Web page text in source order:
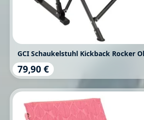
GCI Schaukelstuhl Kickback Rocker
Regulärer Preis:
79,90 €